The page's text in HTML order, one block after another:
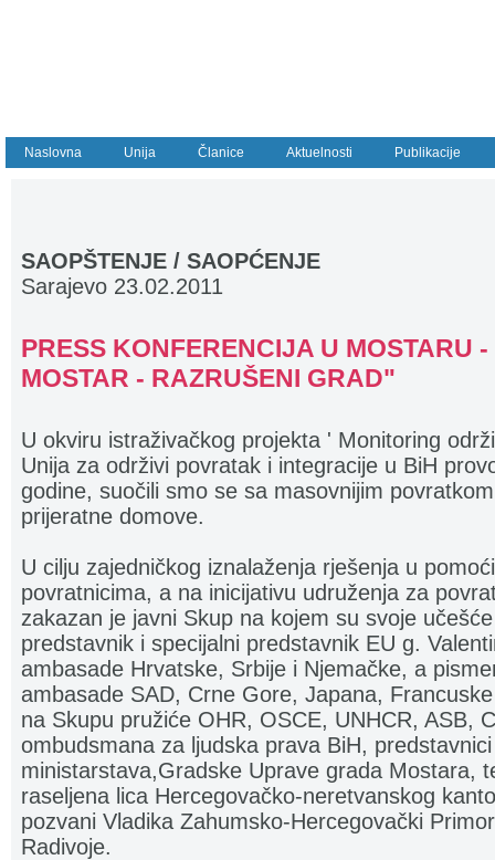
Naslovna Unija Članice Aktuelnosti Publikacije
SAOPŠTENJE / SAOPĆENJE
Sarajevo 23.02.2011
PRESS KONFERENCIJA U MOSTARU
MOSTAR - RAZRUŠENI GRAD"
U okviru istraživačkog projekta ' Monitoring
Unija za održivi povratak i integracije u BiH
godine, suočili smo se sa masovnijim
prijeratne domove.
U cilju zajedničkog iznalaženja rješenja u
povratnicima, a na inicijativu udruženja za
zakazan je javni Skup na kojem su svoje
predstavnik i specijalni predstavnik EU g.
ambasade Hrvatske, Srbije i Njemačke, a
ambasade SAD, Crne Gore, Japana,
na Skupu pružiće OHR, OSCE, UNHCR, ASB,
ombudsmana za ljudska prava BiH,
ministarstava,Gradske Uprave grada Mostara,
raseljena lica Hercegovačko-neretvanskog
pozvani Vladika Zahumsko-Hercegovački
Radivoje.